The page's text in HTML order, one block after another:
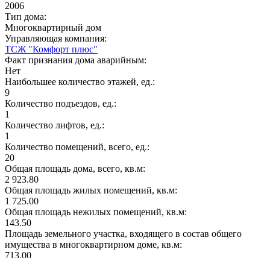
2006
Тип дома:
Многоквартирный дом
Управляющая компания:
ТСЖ "Комфорт плюс"
Факт признания дома аварийным:
Нет
Наибольшее количество этажей, ед.:
9
Количество подъездов, ед.:
1
Количество лифтов, ед.:
1
Количество помещений, всего, ед.:
20
Общая площадь дома, всего, кв.м:
2 923.80
Общая площадь жилых помещений, кв.м:
1 725.00
Общая площадь нежилых помещений, кв.м:
143.50
Площадь земельного участка, входящего в состав общего
имущества в многоквартирном доме, кв.м:
713.00